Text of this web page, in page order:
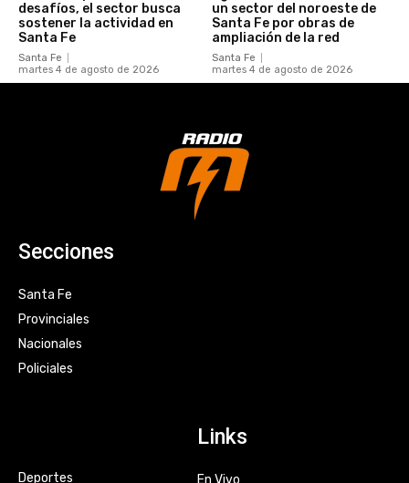
desafíos, el sector busca
sostener la actividad en
Santa Fe
Santa Fe
martes 4 de agosto de 2026
un sector del noroeste de
Santa Fe por obras de
ampliación de la red
Santa Fe
martes 4 de agosto de 2026
Secciones
Santa Fe
Provinciales
Nacionales
Policiales
Deportes
Links
En Vivo